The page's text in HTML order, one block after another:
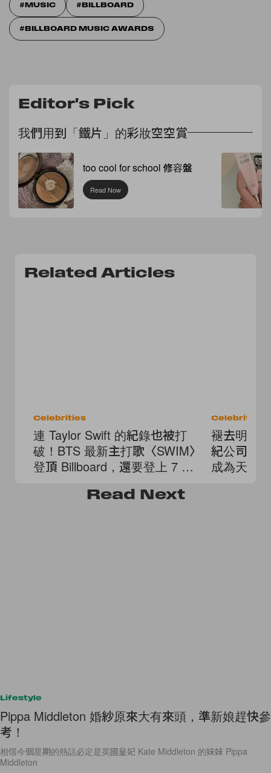
MUSIC BILLBOARD
BILLBOARD MUSIC AWARDS
Editor's Pick
我們用到「鐵片」的彩妝空空賞
too cool for school 修容盤
Read Now
Related Articles
Celebrities
連 Taylor Swift 的紀錄也被打
破！BTS 最新主打歌〈SWIM〉
登頂 Billboard，還要登上 7 月
Celebrities
褪去明星
紀公司證
成為天主
Read Next
Lifestyle
Pippa Middleton 婚紗原來大有來頭，準新娘趕快參
考！
相信今個星期的熱話必定是英國皇妃 Kate Middleton 的妹妹 Pippa
Middleton